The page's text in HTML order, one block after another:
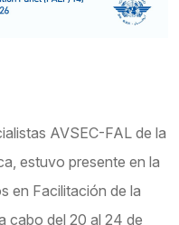
AVSEC-FAL de la
estuvo presente en la
en Facilitación de la
cabo del 20 al 24 de